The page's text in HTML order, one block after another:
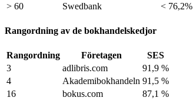
> 60
Swedbank < 76,2%
Rangordning av de bokhandelskedjor
Rangordning Företagen
SES
3
adlibris.com
91,9 %
4
Akademibokhandeln 91,5 %
16
bokus.com
87,1 %